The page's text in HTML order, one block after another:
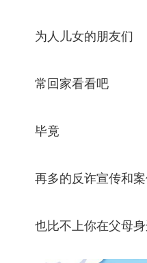
为人儿女的朋友们
常回家看看吧
毕竟
再多的反诈宣传和案
也比不上你在父母身